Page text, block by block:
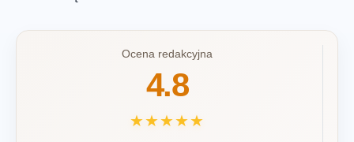
Ocena redakcyjna
4.8
★★★★★